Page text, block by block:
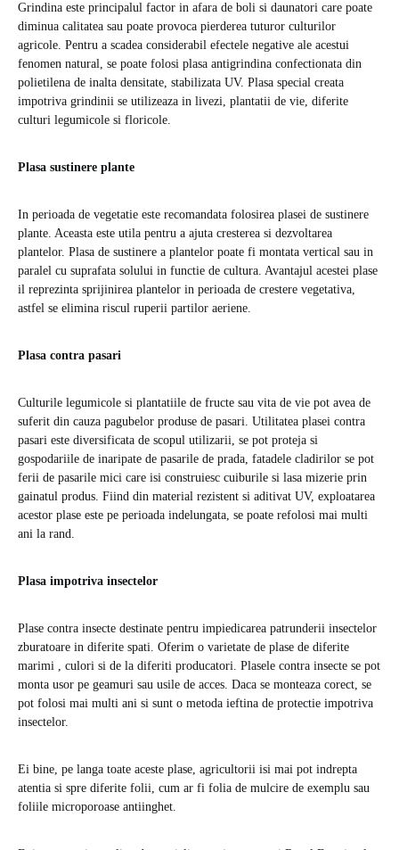
Grindina este principalul factor in afara de boli si daunatori care poate
diminua calitatea sau poate provoca pierderea tuturor culturilor
agricole. Pentru a scadea considerabil efectele negative ale acestui
fenomen natural, se poate folosi plasa antigrindina confectionata din
polietilena de inalta densitate, stabilizata UV. Plasa special creata
impotriva grindinii se utilizeaza in livezi, plantatii de vie, diferite
culturi legumicole si floricole.
Plasa sustinere plante
In perioada de vegetatie este recomandata folosirea plasei de sustinere
plante. Aceasta este utila pentru a ajuta cresterea si dezvoltarea
plantelor. Plasa de sustinere a plantelor poate fi montata vertical sau in
paralel cu suprafata solului in functie de cultura. Avantajul acestei plase
il reprezinta sprijinirea plantelor in perioada de crestere vegetativa,
astfel se elimina riscul ruperii partilor aeriene.
Plasa contra pasari
Culturile legumicole si plantatiile de fructe sau vita de vie pot avea de
suferit din cauza pagubelor produse de pasari. Utilitatea plasei contra
pasari este diversificata de scopul utilizarii, se pot proteja si
gospodariile de inaripate de pasarile de prada, fatadele cladirilor se pot
ferii de pasarile mici care isi construiesc cuiburile si lasa mizerie prin
gainatul produs. Fiind din material rezistent si aditivat UV, exploatarea
acestor plase este pe perioada indelungata, se poate refolosi mai multi
ani la rand.
Plasa impotriva insectelor
Plase contra insecte destinate pentru impiedicarea patrunderii insectelor
zburatoare in diferite spati. Oferim o varietate de plase de diferite
marimi , culori si de la diferiti producatori. Plasele contra insecte se pot
monta usor pe geamuri sau usile de acces. Daca se monteaza corect, se
pot folosi mai multi ani si sunt o metoda ieftina de protectie impotriva
insectelor.
Ei bine, pe langa toate aceste plase, agricultorii isi mai pot indrepta
atentia si spre diferite folii, cum ar fi folia de mulcire de exemplu sau
foliile microporoase antiinghet.